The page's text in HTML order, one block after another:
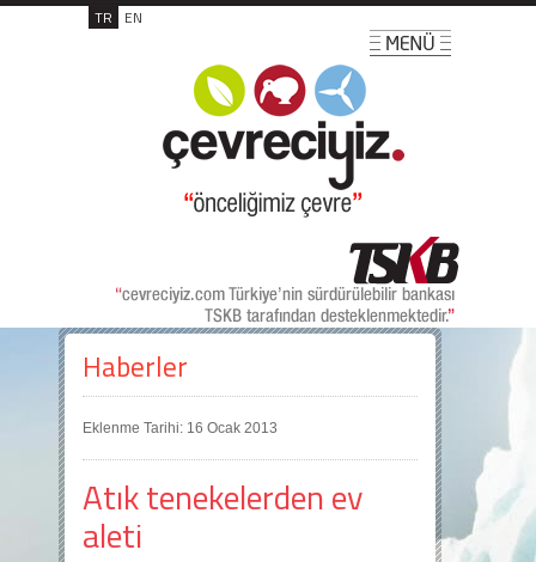
TR EN
Haberler
Eklenme Tarihi: 16 Ocak 2013
Atık tenekelerden ev
aleti